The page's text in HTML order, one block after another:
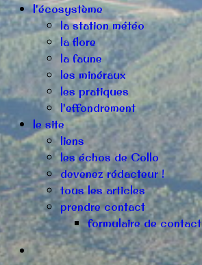
l'écosystème
la station météo
la flore
la faune
les minéraux
les pratiques
l'effondrement
le site
liens
les échos de Collo
devenez rédacteur !
tous les articles
prendre contact
formulaire de contact